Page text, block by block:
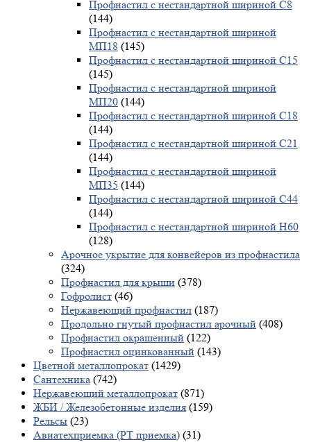
Профнастил с нестандартной шириной С8
(144)
Профнастил с нестандартной шириной
МП18 (145)
Профнастил с нестандартной шириной С15
(145)
Профнастил с нестандартной шириной
МП20 (144)
Профнастил с нестандартной шириной С18
(144)
Профнастил с нестандартной шириной С21
(144)
Профнастил с нестандартной шириной
МП35 (144)
Профнастил с нестандартной шириной С44
(144)
Профнастил с нестандартной шириной Н60
(128)
Арочное укрытие для конвейеров из профнастила
(324)
Профнастил для крыши (378)
Гофролист (46)
Нержавеющий профнастил (187)
Продольно гнутый профнастил арочный (408)
Профнастил окрашенный (122)
Профнастил оцинкованный (143)
Цветной металлопрокат (1429)
Сантехника (742)
Нержавеющий металлопрокат (871)
ЖБИ / Железобетонные изделия (159)
Рельсы (23)
Авиатехприемка (РТ приемка) (31)